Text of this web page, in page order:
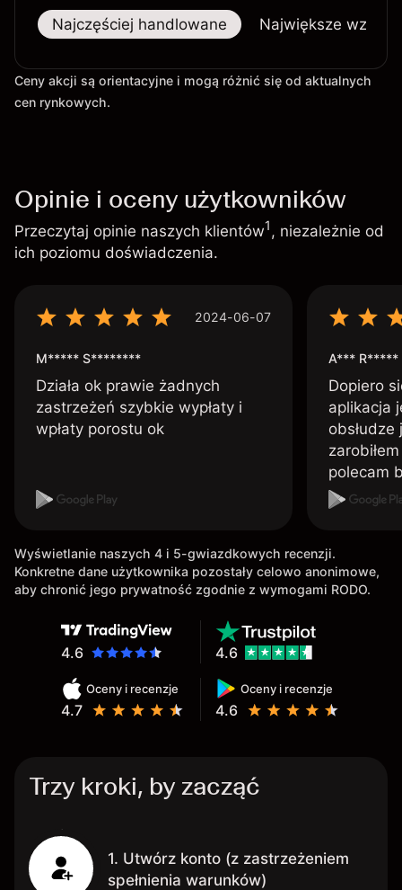
Najczęściej handlowane Największe wzrosty
Ceny akcji są orientacyjne i mogą różnić się od aktualnych
cen rynkowych.
Opinie i oceny użytkowników
Przeczytaj opinie naszych klientów1, niezależnie od
ich poziomu doświadczenia.
2024-06-07
M***** S********
Działa ok prawie żadnych
zastrzeżeń szybkie wypłaty i
wpłaty porostu ok
A*** R*****
Dopiero
aplikacja
polecam
Wyświetlanie naszych 4 i 5-gwiazdkowych recenzji.
Konkretne dane użytkownika pozostały celowo anonimowe,
aby chronić jego prywatność zgodnie z wymogami RODO.
4.6
Oceny i recenzje
4.7
Oceny i recenzje
4.6
4.6
Trzy kroki, by zacząć
1. Utwórz konto (z zastrzeżeniem
spełnienia warunków)